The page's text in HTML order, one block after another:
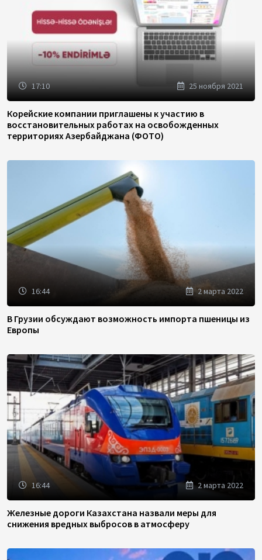
17:10 25 ноября 2021
Корейские компании приглашены к участию в
восстановительных работах на освобожденных
территориях Азербайджана (ФОТО)
16:44 2 марта 2022
В Грузии обсуждают возможность импорта пшеницы из
Европы
16:44 2 марта 2022
Железные дороги Казахстана назвали меры для
снижения вредных выбросов в атмосферу